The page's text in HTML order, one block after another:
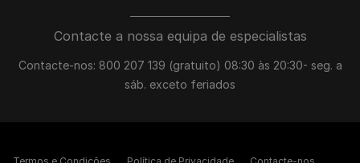
Contacte a nossa equipa de especialistas
Contacte-nos: 800 207 139 (gratuito) 08:30 às 20:30- seg. a
sáb. exceto feriados